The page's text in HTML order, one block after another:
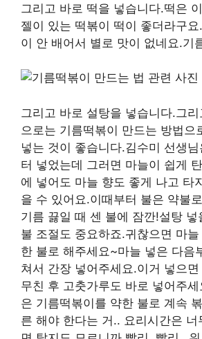
그리고 바로 떡을 넣습니다.떡은
젤이 있는 떡볶이 떡이 좋더라구
이 안 배어서 별로 맛이 없네요.기
그리고 바로 설탕을 넣습니다.그
으로는 기름떡볶이 만드는 방법으
넣는 것이 좋습니다.김수미 선생
터 넣었는데 그러면 마늘이 쉽게
에 넣어도 마늘 향도 좋게 나고 타
을 수 있어요.이때부터 불은 약불
기름 끓일 때 센 불에 잠깐!설탕
불 조절도 중요하죠.귀찮으면 마
한 불로 해주세요~마늘 넣은 다음
쳐서 간장 넣어주세요.이거 넣으
무친 후 고춧가루도 바로 넣어주
은 기름떡볶이를 약한 불로 계속
른 해야 한다는 거.. 요리시간은